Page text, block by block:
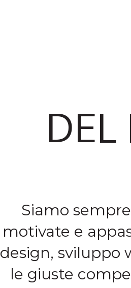
DEL
Siamo
motivate e
design, sviluppo
le giuste